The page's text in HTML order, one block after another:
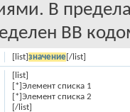
В
BB
[list]значение[/list]
[list]
[*]Элемент списка 1
[*]Элемент списка 2
[/list]